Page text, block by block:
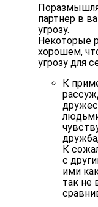
партнер в
угрозу.
Некоторые
хорошем,
угрозу для
К
К
с
ими
так не